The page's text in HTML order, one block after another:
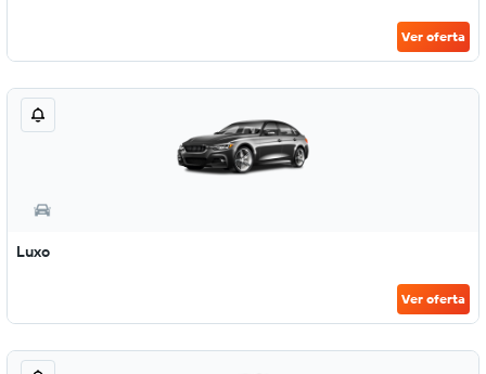
Ver oferta
Luxo
Ver oferta